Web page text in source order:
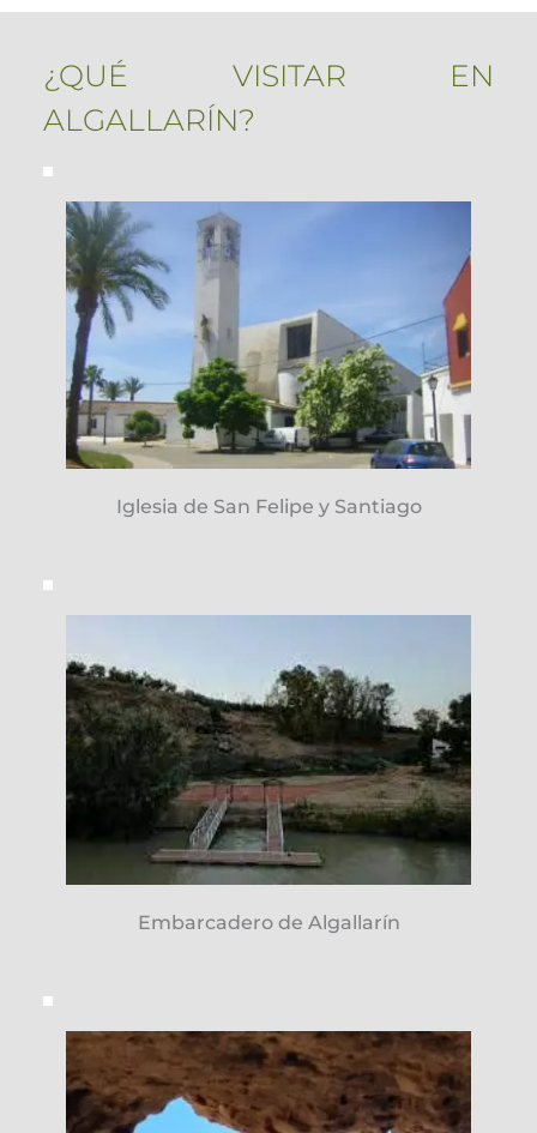
¿QUÉ VISITAR EN
ALGALLARÍN?
Iglesia de San Felipe y Santiago
Embarcadero de Algallarín